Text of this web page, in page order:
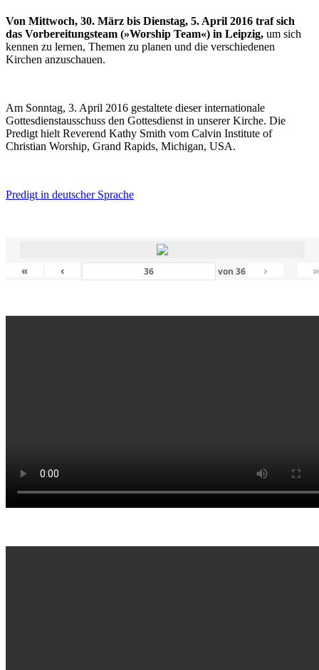
Von Mittwoch, 30. März bis Dienstag, 5. April 2016 traf sich
das Vorbereitungsteam (»Worship Team«) in Leipzig, um sich
kennen zu lernen, Themen zu planen und die verschiedenen
Kirchen anzuschauen.
Am Sonntag, 3. April 2016 gestaltete dieser internationale
Gottesdienstausschuss den Gottesdienst in unserer Kirche. Die
Predigt hielt Reverend Kathy Smith vom Calvin Institute of
Christian Worship, Grand Rapids, Michigan, USA.
Predigt in deutscher Sprache
« ‹ von36 › »